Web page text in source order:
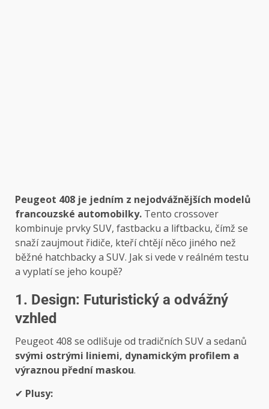
Peugeot 408 je jedním z nejodvážnějších modelů
francouzské automobilky. Tento crossover
kombinuje prvky SUV, fastbacku a liftbacku, čímž se
snaží zaujmout řidiče, kteří chtějí něco jiného než
běžné hatchbacky a SUV. Jak si vede v reálném testu
a vyplatí se jeho koupě?
1. Design: Futuristický a odvážný
vzhled
Peugeot 408 se odlišuje od tradičních SUV a sedanů
svými ostrými liniemi, dynamickým profilem a
výraznou přední maskou.
✔ Plusy: